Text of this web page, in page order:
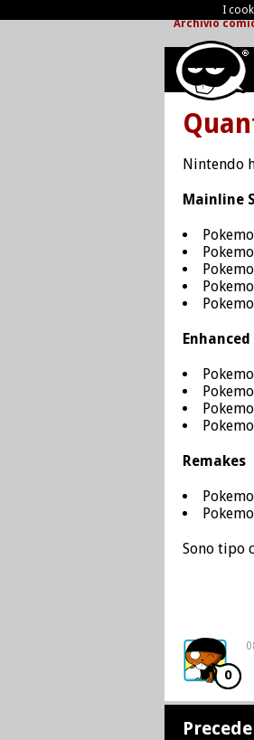
Archivio
Nintendo
Mainline
Remakes
Sono tipo
0
I